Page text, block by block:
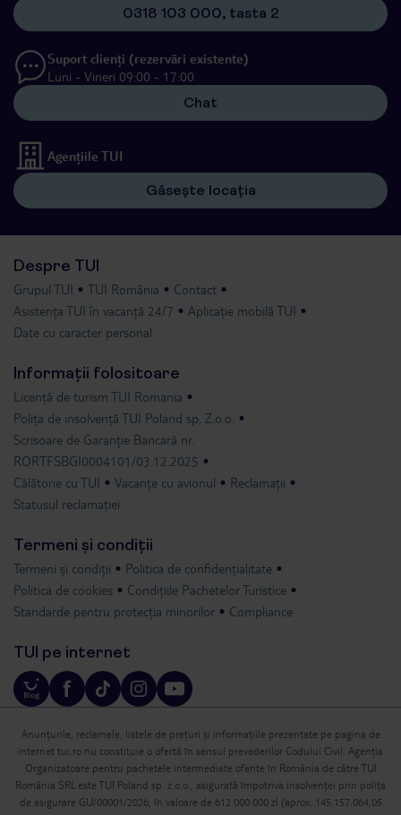
0318 103 000, tasta 2
Suport clienți (rezervări existente)
Luni - Vineri 09:00 - 17:00
Chat
Agențiile TUI
Găsește locația
Despre TUI
Grupul TUI TUI România
Contact
Asistența TUI în vacanță 24/7
Aplicație mobilă TUI
Date cu caracter personal
Informații folositoare
Licență de turism TUI Romania
Polița de insolvență TUI Poland sp. Z.o.o.
Scrisoare de Garanție Bancară nr.
RORTFSBGI0004101/03.12.2025
Călătorie cu TUI
Vacanțe cu avionul
Reclamații
Statusul reclamației
Termeni și condiții
Termeni și condiții
Politica de confidențialitate
Politica de cookies
Condițiile Pachetelor Turistice
Standarde pentru protecția minorilor
Compliance
TUI pe internet
Anunțurile, reclamele, listele de prețuri și informațiile prezentate pe pagina de
internet tui.ro nu constituie o ofertă în sensul prevederilor Codului Civil. Agenția
Organizatoare pentru pachetele intermediate oferite în România de către TUI
România SRL este TUI Poland sp. z.o.o., asigurată împotriva insolvenței prin polița
de asigurare GU/00001/2026, în valoare de 612 000 000 zl (aprox. 145.157.064,05